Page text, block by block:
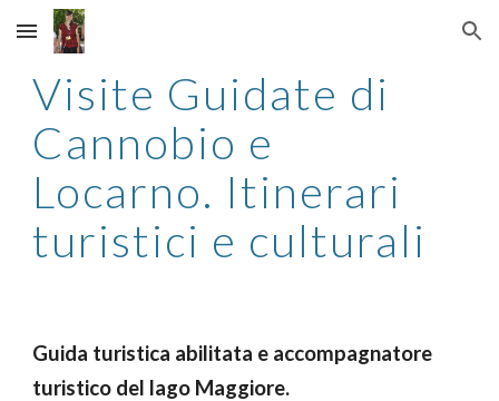
Skip to main content Skip to navigation
Visite Guidate di
Cannobio e
Locarno. Itinerari
turistici e culturali
Guida turistica abilitata e accompagnatore
turistico del lago Maggiore.